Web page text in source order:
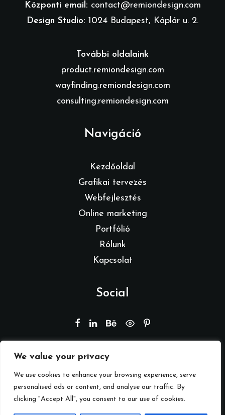
We value your privacy
We use cookies to enhance your browsing experience, serve
personalised ads or content, and analyse our traffic. By
clicking "Accept All", you consent to our use of cookies.
Központi email: contact@remiondesign.com
Design Studio: 1024 Budapest, Káplár u. 2.
További oldalaink
product.remiondesign.com
wayfinding.remiondesign.com
consulting.remiondesign.com
Navigáció
Kezdőoldal
Grafikai tervezés
Webfejlesztés
Online marketing
Portfólió
Rólunk
Kapcsolat
Social
© 2026 Branding by REMION.Minden jog fenntartva
Adatkezelési tájékoztató